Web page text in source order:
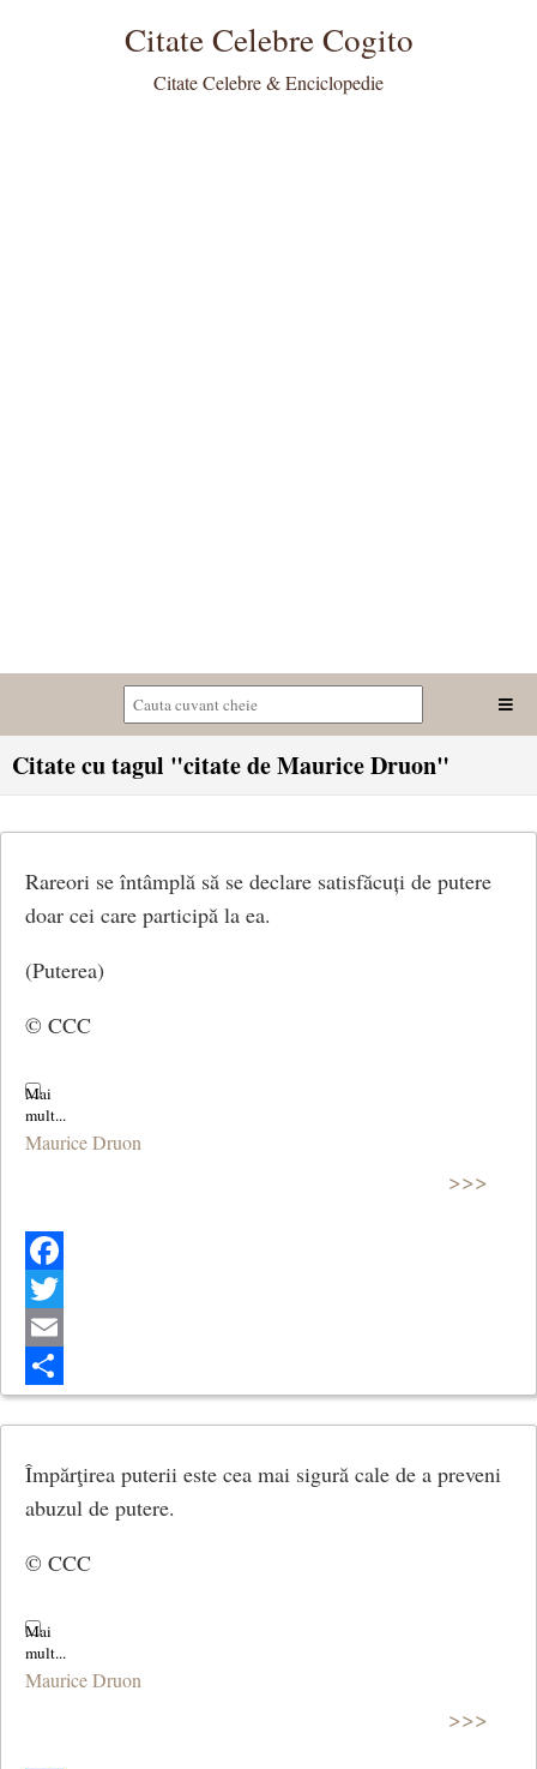
Citate Celebre Cogito
Citate Celebre & Enciclopedie
Citate cu tagul "citate de Maurice Druon"
Rareori se întâmplă să se declare satisfăcuți de putere
doar cei care participă la ea.
(Puterea)
© CCC
Maurice Druon
>>>
Facebook
Twitter
Email
Share
Împărţirea puterii este cea mai sigură cale de a preveni
abuzul de putere.
© CCC
Maurice Druon
>>>